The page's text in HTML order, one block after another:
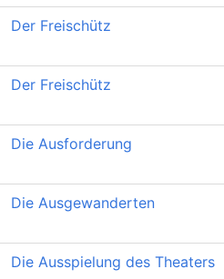
Der Freischütz
Der Freischütz
Die Ausforderung
Die Ausgewanderten
Die Ausspielung des Theaters